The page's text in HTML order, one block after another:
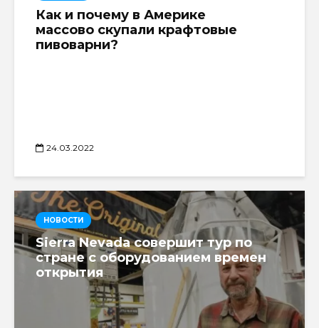
Как и почему в Америке
массово скупали крафтовые
пивоварни?
24.03.2022
НОВОСТИ
Sierra Nevada совершит тур по
стране с оборудованием времен
открытия